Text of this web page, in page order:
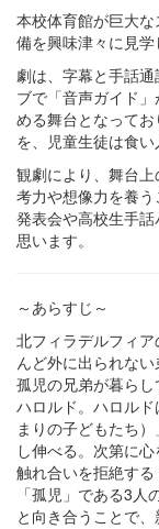
本校体育館が巨大
備を興味津々に見学
劇は、字幕と手話
ブで「音声ガイド
める舞台となって
を、児童生徒は食い
観劇により、舞台
考力や想像力を養
発表会や高校生手
思います。
～あらすじ～
北フィラデルフィ
んど外に出られな
孤児の兄弟が暮ら
ハロルド。ハロル
まりの子どもたち
し伸べる。次第に
触れ合いを拒絶する
「孤児」である3
と向き合うことで、